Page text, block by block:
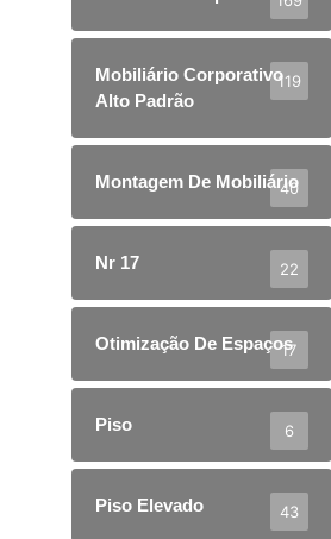
Mobiliário Corporativo
Alto Padrão
119
Montagem De Mobiliário
40
Nr 17 22
Otimização De Espaços
17
Piso 6
Piso Elevado 43